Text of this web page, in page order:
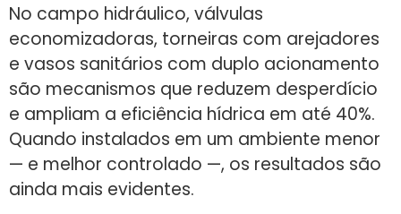
No campo hidráulico, válvulas
economizadoras, torneiras com arejadores
e vasos sanitários com duplo acionamento
são mecanismos que reduzem desperdício
e ampliam a eficiência hídrica em até 40%.
Quando instalados em um ambiente menor
— e melhor controlado —, os resultados são
ainda mais evidentes.